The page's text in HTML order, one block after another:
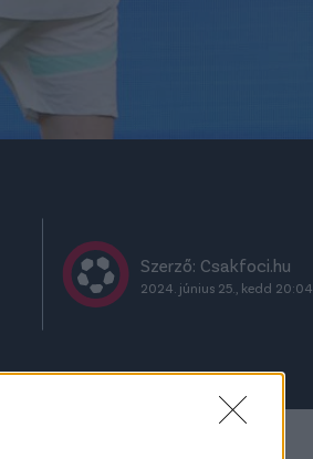
Szerző: Csakfoci.hu
2024. június 25., kedd 20:04